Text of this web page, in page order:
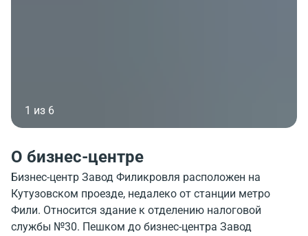
1 из 6
О бизнес-центре
Бизнес-центр Завод Филикровля расположен на
Кутузовском проезде, недалеко от станции метро
Фили. Относится здание к отделению налоговой
службы №30. Пешком до бизнес-центра Завод